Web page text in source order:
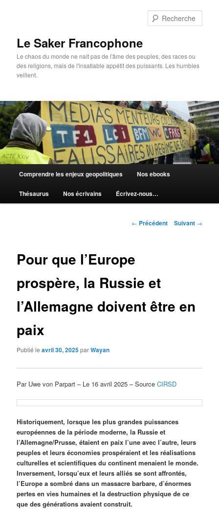
Le Saker Francophone
Le chaos du monde ne naît pas de l'âme des peuples, des races ou
des religions, mais de l'insatiable appétit des puissants. Les humbles
veillent.
Comprendre les enjeux geopolitiques Nos ebooks
Thésaurus Nos écrivains Écrivez-nous…
Navigation
← Précédent Suivant →
Pour que l’Europe
prospère, la Russie et
l’Allemagne doivent être en
paix
Publié leavril 30, 2025parWayan
Par Uwe von Parpart – Le 16 avril 2025 – SourceCIRSD
Historiquement, lorsque les plus grandes puissances
européennes de la période moderne, la Russie et
l’Allemagne/Prusse, étaient en paix l’une avec l’autre, leurs
peuples et leurs économies prospéraient et les réalisations
culturelles et scientifiques du continent menaient le monde.
Inversement, lorsqu’eux et leurs alliés se sont affrontés,
l’Europe a sombré dans un massacre barbare, d’énormes
pertes en vies humaines et la destruction physique de ce
que des générations avaient construit.